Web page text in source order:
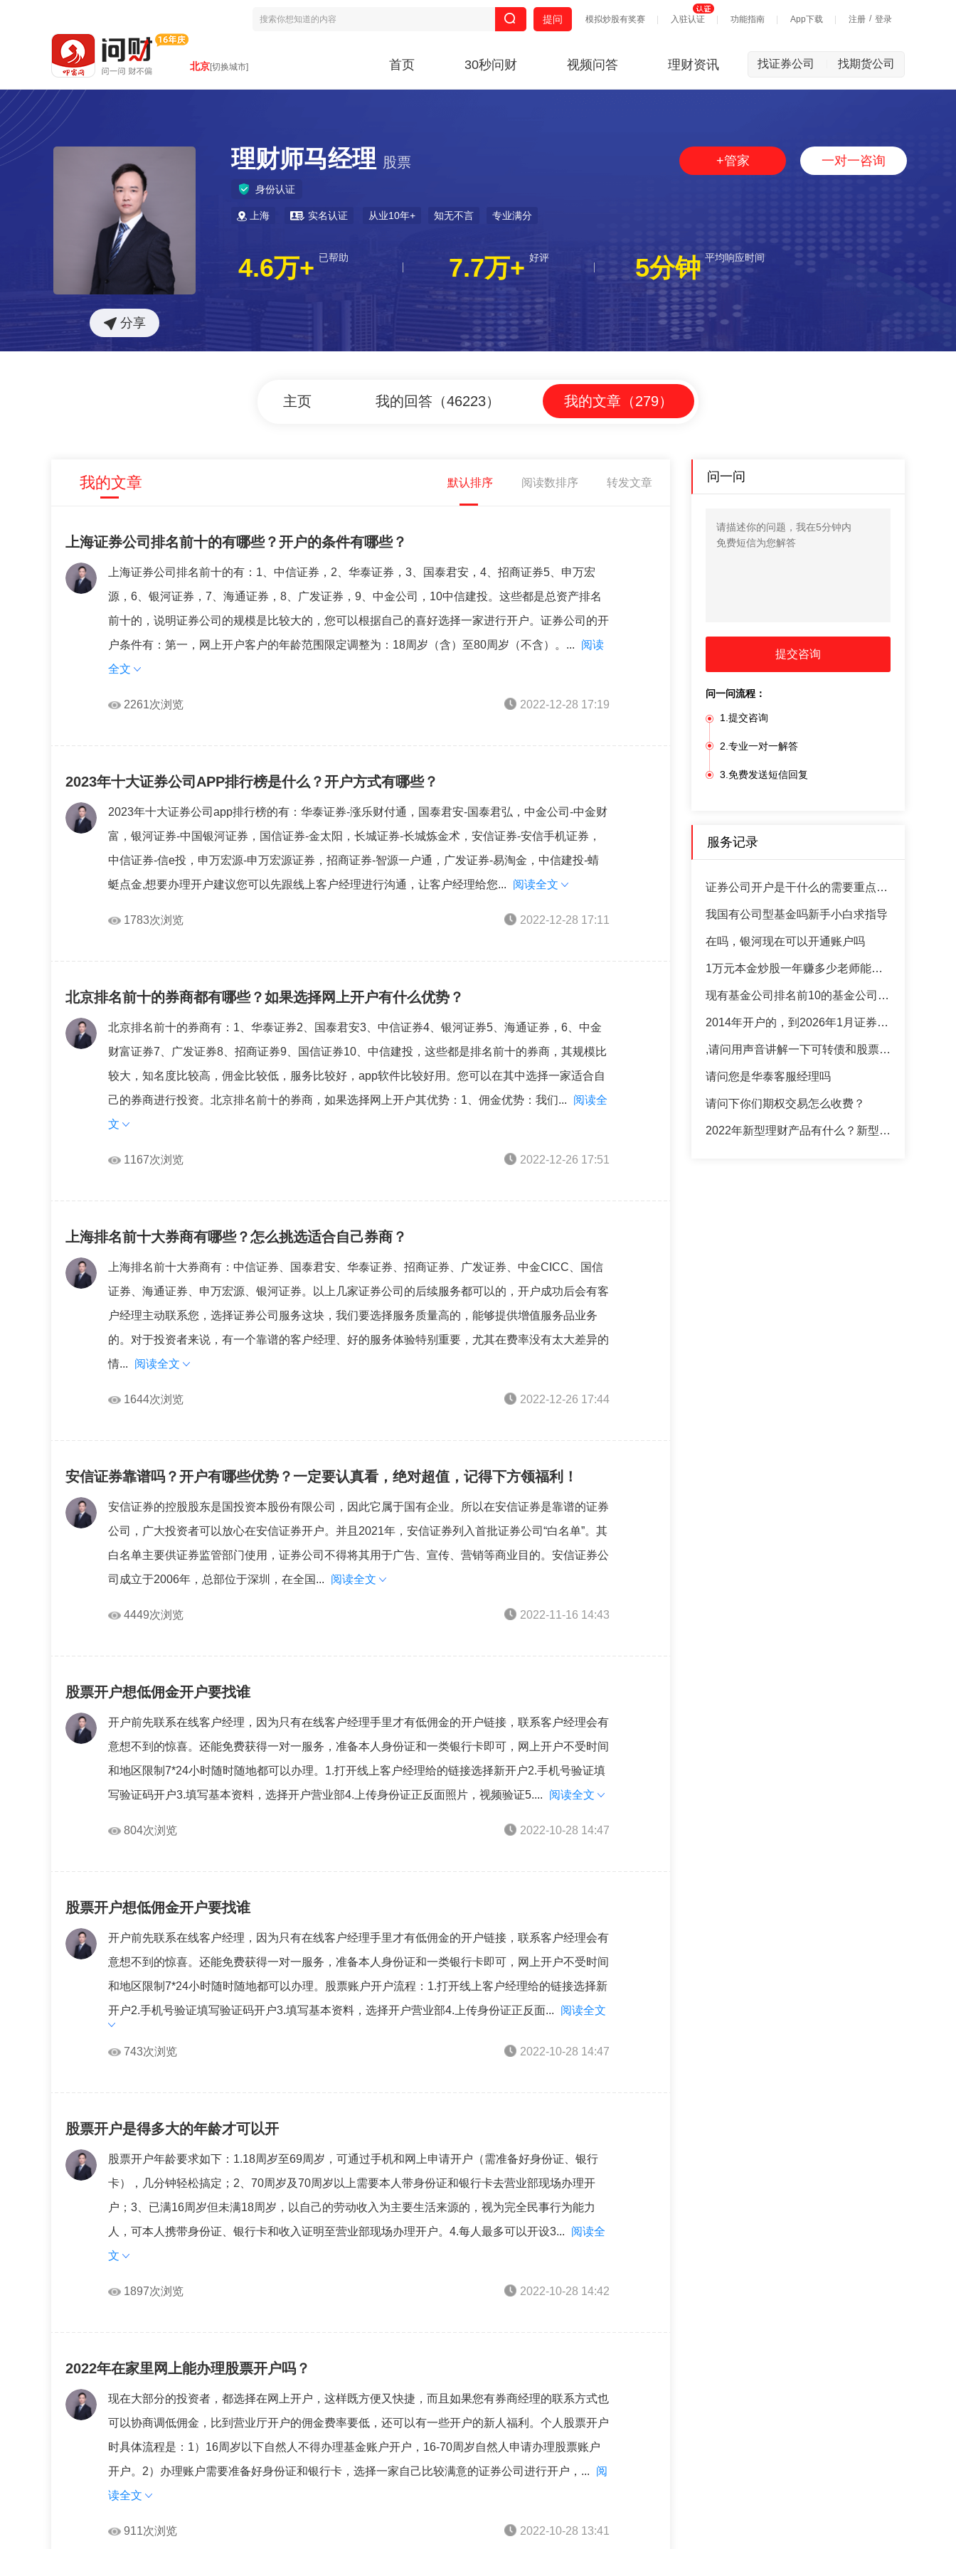
模拟炒股有奖赛 入驻认证 功能指南 App下载 注册 / 登录
提问
北京[切换城市] 首页 30秒问财 视频问答 理财资讯 找证券公司 找期货公司
分享
理财师马经理 股票
身份认证
上海 实名认证 从业10年+ 知无不言 专业满分
4.6万+ 已帮助 7.7万+ 好评 5分钟 平均响应时间
一对一咨询
+管家
主页 我的回答（46223） 我的文章（279）
我的文章 转发文章
阅读数排序
默认排序
上海证券公司排名前十的有哪些？开户的条件有哪些？
上海证券公司排名前十的有：1、中信证券，2、华泰证券，3、国泰君安，4、招商证券5、申万宏
源，6、银河证券，7、海通证券，8、广发证券，9、中金公司，10中信建投。这些都是总资产排名
前十的，说明证券公司的规模是比较大的，您可以根据自己的喜好选择一家进行开户。证券公司的开
户条件有：第一，网上开户客户的年龄范围限定调整为：18周岁（含）至80周岁（不含）。...
阅读
全文
2261次浏览 2022-12-28 17:19
2023年十大证券公司APP排行榜是什么？开户方式有哪些？
2023年十大证券公司app排行榜的有：华泰证券-涨乐财付通，国泰君安-国泰君弘，中金公司-中金财
富，银河证券-中国银河证券，国信证券-金太阳，长城证券-长城炼金术，安信证券-安信手机证券，
中信证券-信e投，申万宏源-申万宏源证券，招商证券-智源一户通，广发证券-易淘金，中信建投-蜻
蜓点金,想要办理开户建议您可以先跟线上客户经理进行沟通，让客户经理给您...
阅读全文
1783次浏览 2022-12-28 17:11
北京排名前十的券商都有哪些？如果选择网上开户有什么优势？
北京排名前十的券商有：1、华泰证券2、国泰君安3、中信证券4、银河证券5、海通证券，6、中金
财富证券7、广发证券8、招商证券9、国信证券10、中信建投，这些都是排名前十的券商，其规模比
较大，知名度比较高，佣金比较低，服务比较好，app软件比较好用。您可以在其中选择一家适合自
己的券商进行投资。北京排名前十的券商，如果选择网上开户其优势：1、佣金优势：我们...
阅读全
文
1167次浏览 2022-12-26 17:51
上海排名前十大券商有哪些？怎么挑选适合自己券商？
上海排名前十大券商有：中信证券、国泰君安、华泰证券、招商证券、广发证券、中金CICC、国信
证券、海通证券、申万宏源、银河证券。以上几家证券公司的后续服务都可以的，开户成功后会有客
户经理主动联系您，选择证券公司服务这块，我们要选择服务质量高的，能够提供增值服务品业务
的。对于投资者来说，有一个靠谱的客户经理、好的服务体验特别重要，尤其在费率没有太大差异的
情...
阅读全文
1644次浏览 2022-12-26 17:44
安信证券靠谱吗？开户有哪些优势？一定要认真看，绝对超值，记得下方领福利！
安信证券的控股股东是国投资本股份有限公司，因此它属于国有企业。所以在安信证券是靠谱的证券
公司，广大投资者可以放心在安信证券开户。并且2021年，安信证券列入首批证券公司“白名单”。其
白名单主要供证券监管部门使用，证券公司不得将其用于广告、宣传、营销等商业目的。安信证券公
司成立于2006年，总部位于深圳，在全国...
阅读全文
4449次浏览 2022-11-16 14:43
股票开户想低佣金开户要找谁
开户前先联系在线客户经理，因为只有在线客户经理手里才有低佣金的开户链接，联系客户经理会有
意想不到的惊喜。还能免费获得一对一服务，准备本人身份证和一类银行卡即可，网上开户不受时间
和地区限制7*24小时随时随地都可以办理。1.打开线上客户经理给的链接选择新开户2.手机号验证填
写验证码开户3.填写基本资料，选择开户营业部4.上传身份证正反面照片，视频验证5....
阅读全文
804次浏览 2022-10-28 14:47
股票开户想低佣金开户要找谁
开户前先联系在线客户经理，因为只有在线客户经理手里才有低佣金的开户链接，联系客户经理会有
意想不到的惊喜。还能免费获得一对一服务，准备本人身份证和一类银行卡即可，网上开户不受时间
和地区限制7*24小时随时随地都可以办理。股票账户开户流程：1.打开线上客户经理给的链接选择新
开户2.手机号验证填写验证码开户3.填写基本资料，选择开户营业部4.上传身份证正反面...
阅读全文
743次浏览 2022-10-28 14:47
股票开户是得多大的年龄才可以开
股票开户年龄要求如下：1.18周岁至69周岁，可通过手机和网上申请开户（需准备好身份证、银行
卡），几分钟轻松搞定；2、70周岁及70周岁以上需要本人带身份证和银行卡去营业部现场办理开
户；3、已满16周岁但未满18周岁，以自己的劳动收入为主要生活来源的，视为完全民事行为能力
人，可本人携带身份证、银行卡和收入证明至营业部现场办理开户。4.每人最多可以开设3...
阅读全
文
1897次浏览 2022-10-28 14:42
2022年在家里网上能办理股票开户吗？
现在大部分的投资者，都选择在网上开户，这样既方便又快捷，而且如果您有券商经理的联系方式也
可以协商调低佣金，比到营业厅开户的佣金费率要低，还可以有一些开户的新人福利。个人股票开户
时具体流程是：1）16周岁以下自然人不得办理基金账户开户，16-70周岁自然人申请办理股票账户
开户。2）办理账户需要准备好身份证和银行卡，选择一家自己比较满意的证券公司进行开户，...
阅
读全文
911次浏览 2022-10-28 13:41
问一问
提交咨询
问一问流程：
1.提交咨询
2.专业一对一解答
3.免费发送短信回复
服务记录
证券公司开户是干什么的需要重点留意哪些方面?
我国有公司型基金吗新手小白求指导
在吗，银河现在可以开通账户吗
1万元本金炒股一年赚多少老师能不能介绍下
现有基金公司排名前10的基金公司，有没有指导教一下的
2014年开户的，到2026年1月证券公可都是按开户时万分二十收取佣金是合规，合理吗
,请问用声音讲解一下可转债和股票的走势性原理
请问您是华泰客服经理吗
请问下你们期权交易怎么收费？
2022年新型理财产品有什么？新型理财产品推荐，想问一下老师的建议求解答,谢谢